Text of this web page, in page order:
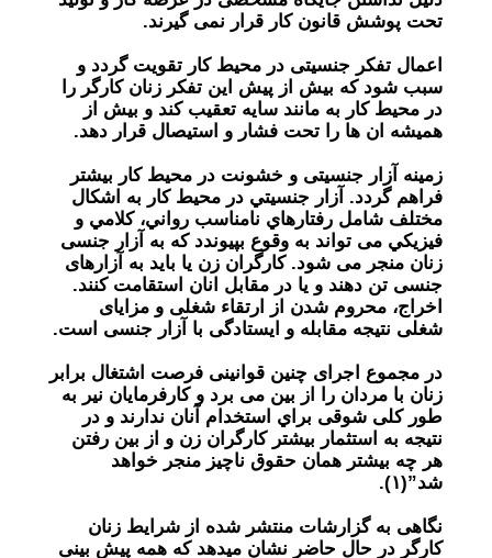
تحت پوشش قانون کار قرار نمی گیرند.
اعمال تفکر جنسیتی در محیط کار تقویت گردد و
سبب شود که بیش از پیش این تفکر زنان کارگر را
در محیط کار به مانند سایه تعقیب کند و بیش از
همیشه ان ها را تحت فشار و استیصال قرار دهد.
زمینه آزار جنسیتی و خشونت در محیط کار بیشتر
فراهم گردد. آزار جنسيتي در محيط كار به اشکال
مختلف شامل رفتارهاي نامناسب رواني، كلامي و
فيزيكي می تواند به وقوع بپیوندد که به آزار جنسی
زنان منجر می شود. کارگران زن یا باید به آزارهای
جنسی تن دهند و یا در مقابل انان استقامت کنند.
اخراج، محروم شدن از ارتقاء شغلی و مزایای
شغلی نتیجه مقابله و ایستادگی با آزار جنسی است.
در مجموع اجرای چنین قوانینی فرصت اشتغال برابر
زنان با مردان را از بین می برد و کارفرمايان نیر به
طور کلی شوقی براي استخدام آنان ندارند و در
نتیجه به استثمار بیشتر کارگران زن و از بین رفتن
هر چه بیشتر همان حقوق ناچیز منجر خواهد
شد”(۱).
نگاهی به گزارشات منتشر شده از شرایط زنان
کارگر در حال حاضر نشان میدهد که همه پیش بینی